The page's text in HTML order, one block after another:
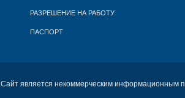
РАЗРЕШЕНИЕ НА РАБОТУ
ПАСПОРТ
Сайт является некоммерческим информационным